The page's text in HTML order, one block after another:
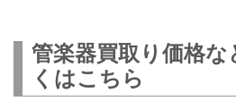
管楽器買取り価格
くはこちら